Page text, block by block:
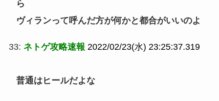
ら
ヴィランって呼んだ方が何かと都合がいいのよ
33: ネトゲ攻略速報 2022/02/23(水) 23:25:37.319
普通はヒールだよな